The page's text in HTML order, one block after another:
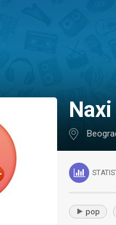
pop